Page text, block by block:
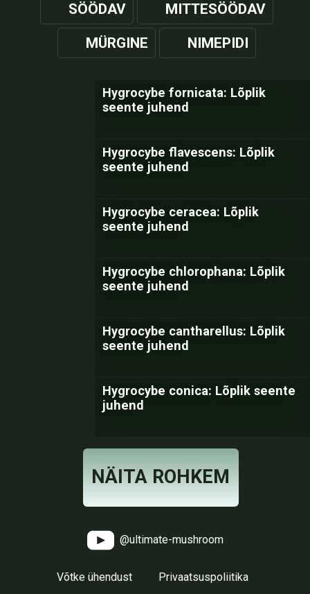
SÖÖDAV MITTESÖÖDAV
MÜRGINE NIMEPIDI
Hygrocybe fornicata: Lõplik
seente juhend
Hygrocybe flavescens: Lõplik
seente juhend
Hygrocybe ceracea: Lõplik
seente juhend
Hygrocybe chlorophana: Lõplik
seente juhend
Hygrocybe cantharellus: Lõplik
seente juhend
Hygrocybe conica: Lõplik seente
juhend
NÄITA ROHKEM
@ultimate-mushroom
Võtke ühendust Privaatsuspoliitika